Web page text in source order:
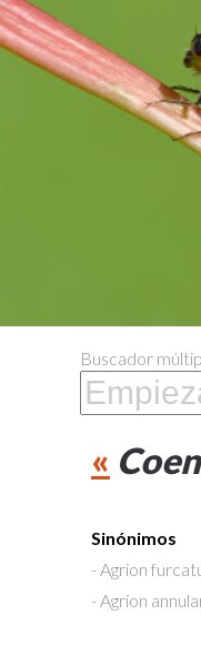
Buscador
«
Sinónimos
- Agrion
- Agrion